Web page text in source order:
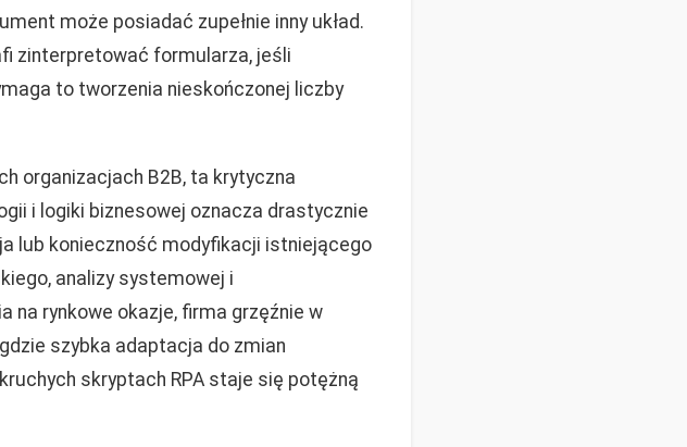
może posiadać zupełnie inny układ.
zinterpretować formularza, jeśli
to tworzenia nieskończonej liczby
organizacjach B2B, ta krytyczna
i logiki biznesowej oznacza drastycznie
lub konieczność modyfikacji istniejącego
analizy systemowej i
na rynkowe okazje, firma grzęźnie w
szybka adaptacja do zmian
skryptach RPA staje się potężną